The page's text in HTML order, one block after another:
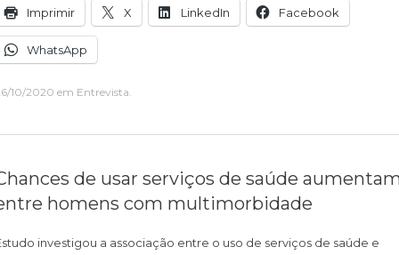
Imprimir X LinkedIn Facebook
WhatsApp
10/2020 em Entrevista.
de usar serviços de saúde
homens com multimorbidade
investigou a associação entre o uso de serviços de saúde e